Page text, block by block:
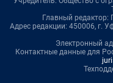
Главный редактор:
Адрес редакции: 450006, г.
Электронный
Контактные данные для